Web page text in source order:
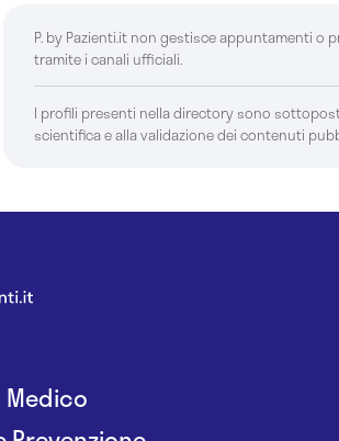
P. by Pazienti.it non gestisce appuntamenti
tramite i canali ufficiali.
I profili presenti nella directory sono
scientifica e alla validazione dei contenuti
Medico